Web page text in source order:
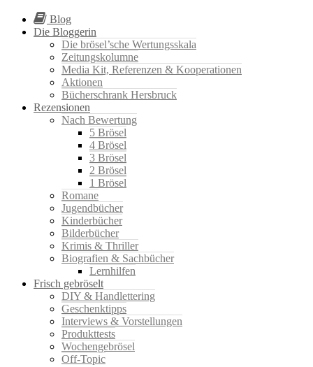
Blog
Die Bloggerin
Die brösel’sche Wertungsskala
Zeitungskolumne
Media Kit, Referenzen & Kooperationen
Aktionen
Bücherschrank Hersbruck
Rezensionen
Nach Bewertung
5 Brösel
4 Brösel
3 Brösel
2 Brösel
1 Brösel
Romane
Jugendbücher
Kinderbücher
Bilderbücher
Krimis & Thriller
Biografien & Sachbücher
Lernhilfen
Frisch gebröselt
DIY & Handlettering
Geschenktipps
Interviews & Vorstellungen
Produkttests
Wochengebrösel
Off-Topic